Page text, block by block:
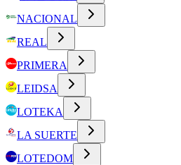
NACIONAL
REAL
PRIMERA
LEIDSA
LOTEKA
LA SUERTE
LOTEDOM